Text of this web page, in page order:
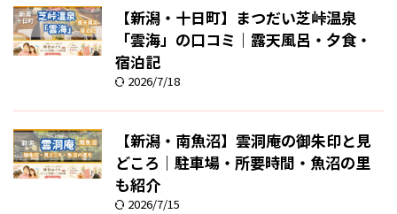
【新潟・十日町】まつだい芝峠温泉
「雲海」の口コミ｜露天風呂・夕食・
宿泊記
2026/7/18
【新潟・南魚沼】雲洞庵の御朱印と見
どころ｜駐車場・所要時間・魚沼の里
も紹介
2026/7/15